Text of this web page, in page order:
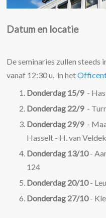
Datum en locatie
De seminaries zullen steeds
vanaf 12:30 u. in het
Donderdag 15/9-
Donderdag 22/9 -
Donderdag 29/9-
Hasselt - H. van
Donderdag 13/10-
124
Donderdag 20/10-
Donderdag 27/10-